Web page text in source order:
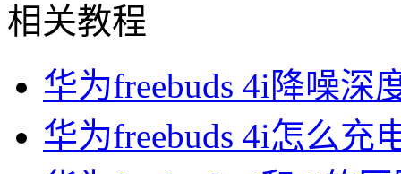
相关教程
华为freebuds 4i降噪深
华为freebuds 4i怎么充